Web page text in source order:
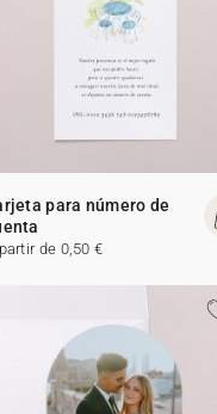
para número de
de 0,50 €